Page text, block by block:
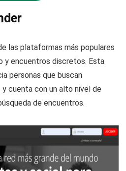
las plataformas más populares
y encuentros discretos. Esta
personas que buscan
cuenta con un alto nivel de
de encuentros.